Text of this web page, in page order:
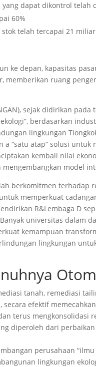
dapat dikontrol telah
60%
telah tercapai 21
ke depan, kapasitas
ruang
sejak didirikan
berdasarkan
lingkungan
“satu atap” solusi untuk
kembali nilai
model
berkomitmen terhadap
memperkuat
R&Lembaga D
universitas dalam
kemampuan
lingkungan
tanah, remediasi
efektif
terus mengkonsolidasi
diperoleh dari
perusahaan
lingkungan